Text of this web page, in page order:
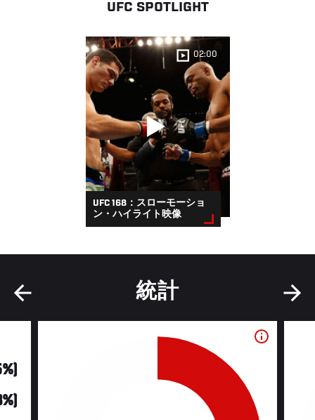
UFC SPOTLIGHT
02:00
UFC 168：スローモーショ
ン・ハイライト映像
統計